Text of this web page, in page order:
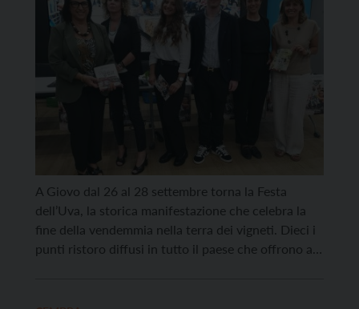
A Giovo dal 26 al 28 settembre torna la Festa
dell’Uva, la storica manifestazione che celebra la
fine della vendemmia nella terra dei vigneti. Dieci i
punti ristoro diffusi in tutto il paese che offrono al